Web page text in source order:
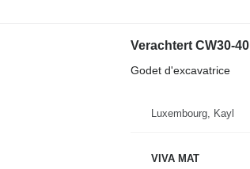
Verachtert CW30-40
Godet d'excavatrice
Luxembourg, Kayl
VIVA MAT